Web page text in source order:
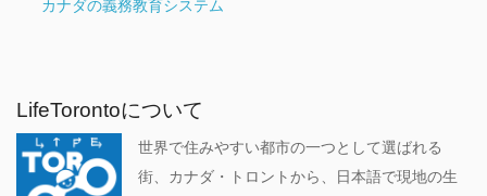
カナダの義務教育システム
LifeTorontoについて
世界で住みやすい都市の一つとして選ばれる
街、カナダ・トロントから、日本語で現地の生